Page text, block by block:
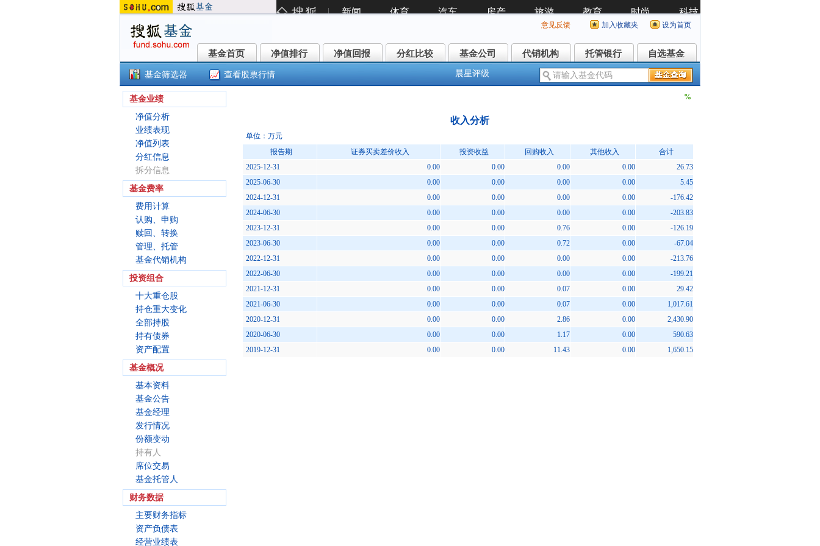
意见反馈 加入收藏夹 设为首页
基金首页
基金首页 净值排行
净值排行 净值回报
净值回报 分红比较
分红比较 基金公司
基金公司 代销机构
代销机构 托管银行
托管银行 自选基金
自选基金
基金筛选器 查看股票行情 晨星评级
基金业绩
净值分析
业绩表现
净值列表
分红信息
拆分信息
基金费率
费用计算
认购、申购
赎回、转换
管理、托管
基金代销机构
投资组合
十大重仓股
持仓重大变化
全部持股
持有债券
资产配置
基金概况
基本资料
基金公告
基金经理
发行情况
份额变动
持有人
席位交易
基金托管人
财务数据
主要财务指标
资产负债表
经营业绩表
%
收入分析
单位：万元
报告期
证券买卖差价收入 投资收益 回购收入 其他收入
合计
2025-12-31
0.00 0.00 0.00 0.00
26.73
2025-06-30
0.00 0.00 0.00 0.00
5.45
2024-12-31
0.00 0.00 0.00 0.00
-176.42
2024-06-30
0.00 0.00 0.00 0.00
-203.83
2023-12-31
0.00 0.00 0.76 0.00
-126.19
2023-06-30
0.00 0.00 0.72 0.00
-67.04
2022-12-31
0.00 0.00 0.00 0.00
-213.76
2022-06-30
0.00 0.00 0.00 0.00
-199.21
2021-12-31
0.00 0.00 0.07 0.00
29.42
2021-06-30
0.00 0.00 0.07 0.00
1,017.61
2020-12-31
0.00 0.00 2.86 0.00
2,430.90
2020-06-30
0.00 0.00 1.17 0.00
590.63
2019-12-31
0.00 0.00 11.43 0.00 1,650.15